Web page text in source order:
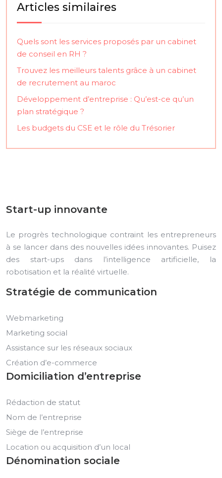
Articles similaires
Quels sont les services proposés par un cabinet
de conseil en RH ?
Trouvez les meilleurs talents grâce à un cabinet
de recrutement au maroc
Développement d’entreprise : Qu’est-ce qu’un
plan stratégique ?
Les budgets du CSE et le rôle du Trésorier
Start-up innovante
Le progrès technologique contraint les entrepreneurs
à se lancer dans des nouvelles idées innovantes. Puisez
des start-ups dans l’intelligence artificielle, la
robotisation et la réalité virtuelle.
Stratégie de communication
Webmarketing
Marketing social
Assistance sur les réseaux sociaux
Création d’e-commerce
Domiciliation d’entreprise
Rédaction de statut
Nom de l’entreprise
Siège de l’entreprise
Location ou acquisition d’un local
Dénomination sociale